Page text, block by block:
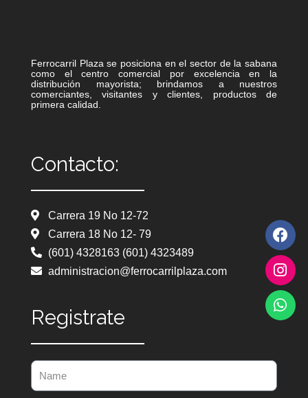
Ferrocarril Plaza se posiciona en el sector de la sabana
como el centro comercial por excelencia en la
distribución mayorista; brindamos a nuestros
comerciantes, visitantes y clientes, productos de
primera calidad.
Contacto:
Carrera 19 No 12-72
Carrera 18 No 12- 79
(601) 4328163 (601) 4323489
administracion@ferrocarrilplaza.com
Registrate